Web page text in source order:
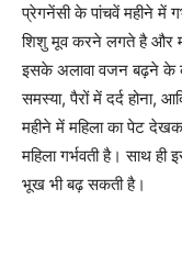
प्रेगनेंसी के पांचवें महीने में
शिशु मूव करने लगते है और
इसके अलावा वजन बढ़ने के
समस्या, पैरों में दर्द होना,
महीने में महिला का पेट
महिला गर्भवती है। साथ
भूख भी बढ़ सकती है।